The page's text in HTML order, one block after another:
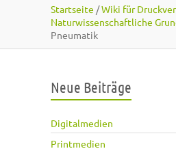
Startseite /Wiki für
Naturwissenschaftliche
Pneumatik
Neue Beiträge
Digitalmedien
Printmedien